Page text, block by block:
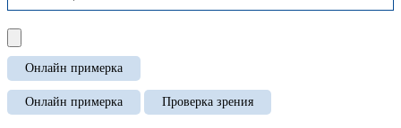
Онлайн примерка
Онлайн примерка Проверка зрения